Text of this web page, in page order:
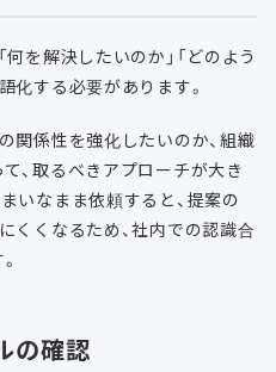
を解決したいのか」「どのよう
化する必要があります。
関係性を強化したいのか、組織
、取るべきアプローチが大き
いなまま依頼すると、提案の
くくなるため、社内での認識合
の確認